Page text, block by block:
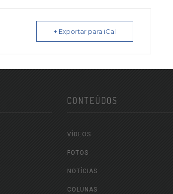
+ Exportar para iCal
CONTEÚDOS
VÍDEOS
FOTOS
NOTÍCIAS
COLUNAS